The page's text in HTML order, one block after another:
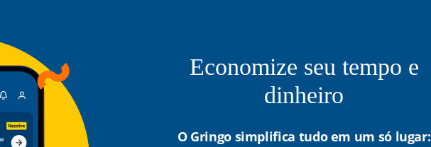
Economize seu tempo e
dinheiro
O Gringo simplifica tudo em um só lugar: